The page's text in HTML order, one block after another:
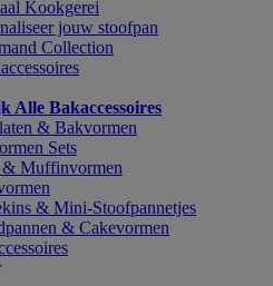
Kookgerei
jouw stoofpan
Collection
Alle Bakaccessoires
& Bakvormen
Sets
& Muffinvormen
& Mini-Stoofpannetjes
& Cakevormen